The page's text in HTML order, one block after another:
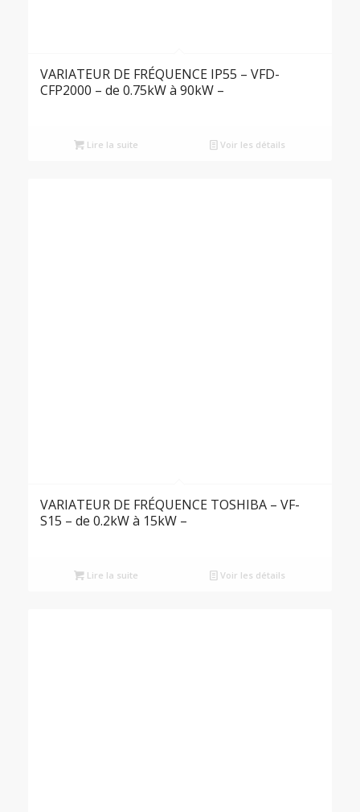
VARIATEUR DE FRÉQUENCE IP55 – VFD-
CFP2000 – de 0.75kW à 90kW –
Lire la suite Voir les détails
VARIATEUR DE FRÉQUENCE TOSHIBA – VF-
S15 – de 0.2kW à 15kW –
Lire la suite Voir les détails